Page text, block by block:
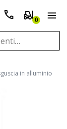
0
in alluminio